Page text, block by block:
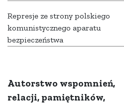
Represje ze strony polskiego
komunistycznego aparatu
bezpieczeństwa
Autorstwo wspomnień,
relacji, pamiętników,